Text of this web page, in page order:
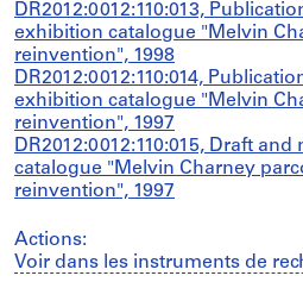
DR2012:0012:110:013,
exhibition catalogue "Melvin
reinvention", 1998
DR2012:0012:110:014,
exhibition catalogue "Melvin
reinvention", 1997
DR2012:0012:110:015, Draft
catalogue "Melvin Charney
reinvention", 1997
Actions:
Voir dans les instruments de